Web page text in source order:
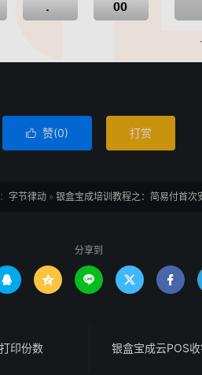
 赞(0) 打赏
字节律动 » 银盒宝成培训教程之：简易付首次
分享到
    
印份数
银盒宝成云POS